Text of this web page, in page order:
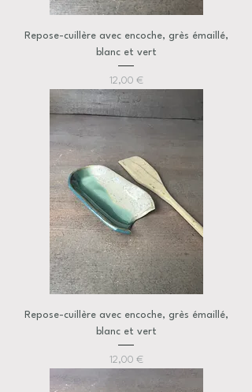
Repose-cuillère avec encoche, grès émaillé,
blanc et vert
Prix
12,00 €
Repose-cuillère avec encoche, grès émaillé,
blanc et vert
Prix
12,00 €